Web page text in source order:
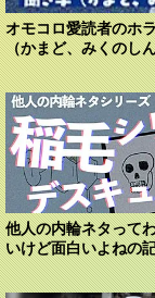
オモコロ愛読者のホ
（かまど、みくのし
他人の内輪ネタって
いけど面白いよねの